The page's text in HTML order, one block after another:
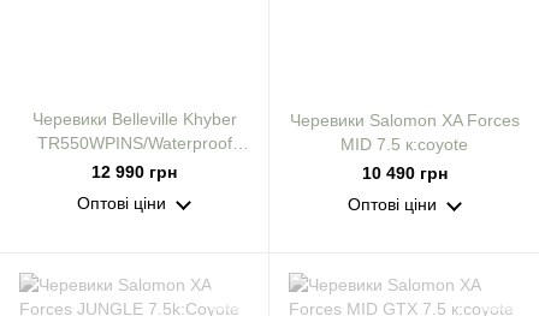
Черевики Belleville Khyber
TR550WPINS/Waterproof
Insulated Multi-Terrain Boot 8
12 990 грн
Оптові ціни
Черевики Salomon XA Forces
MID 7.5 к:coyote
10 490 грн
Оптові ціни